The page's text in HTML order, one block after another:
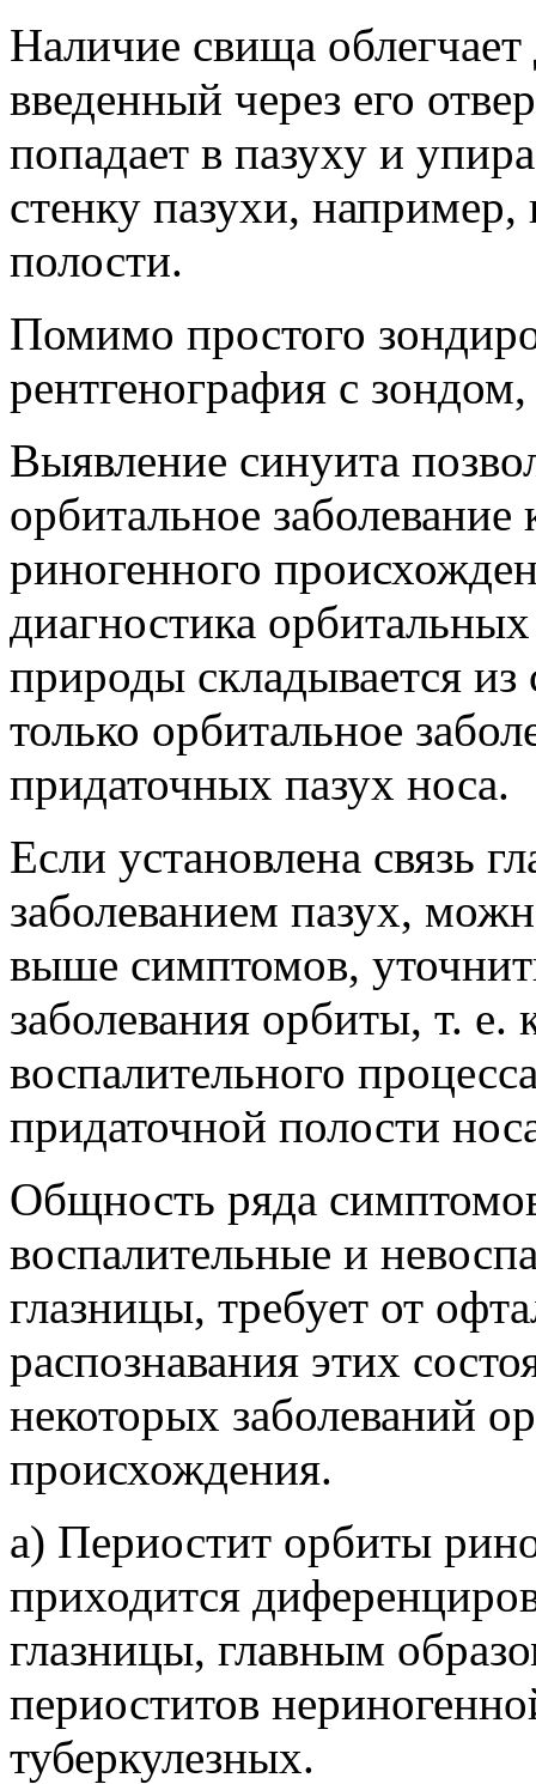
Наличие свища облегчает
введенный через его
попадает в пазуху и
стенку пазухи,
полости.
Помимо простого
рентгенография с
Выявление синуита
орбитальное заболевание
риногенного
диагностика
природы складывается
только орбитальное
придаточных пазух носа.
Если установлена связь
заболеванием пазух,
выше симптомов,
заболевания орбиты, т. е.
воспалительного
придаточной полости
Общность ряда
воспалительные и
глазницы, требует от
распознавания этих
некоторых заболеваний
происхождения.
а) Периостит орбиты
приходится
глазницы, главным
периоститов
туберкулезных.